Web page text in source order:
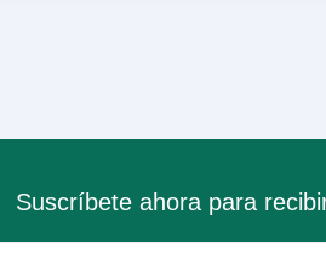
Suscríbete ahora para